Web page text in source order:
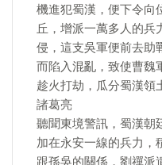
機進犯蜀漢，便下令向
丘，增派一萬多人的兵
侵，這支吳軍便前去助
而陷入混亂，致使曹魏
趁火打劫，瓜分蜀漢領
諸葛亮
聽聞東境警訊，蜀漢朝
加在永安一線的兵力，
跟孫吳的關係，劉禪派